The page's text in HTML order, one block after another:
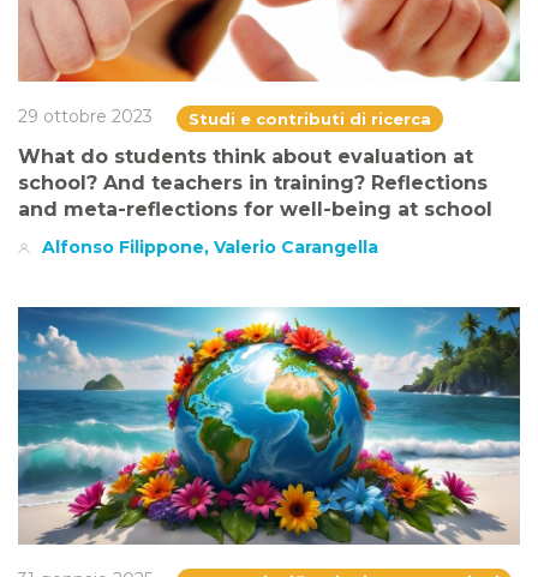
29 ottobre 2023 Studi e contributi di ricerca
What do students think about evaluation at
school? And teachers in training? Reflections
and meta-reflections for well-being at school
Alfonso Filippone, Valerio Carangella